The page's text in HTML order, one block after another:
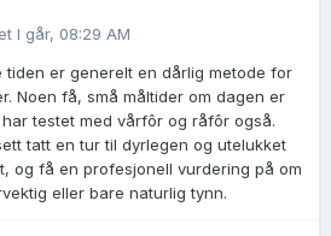
I går, 08:29 AM
tiden er generelt en dårlig metode for
Noen få, små måltider om dagen er
testet med vårfôr og råfôr også.
tatt en tur til dyrlegen og utelukket
og få en profesjonell vurdering på om
eller bare naturlig tynn.